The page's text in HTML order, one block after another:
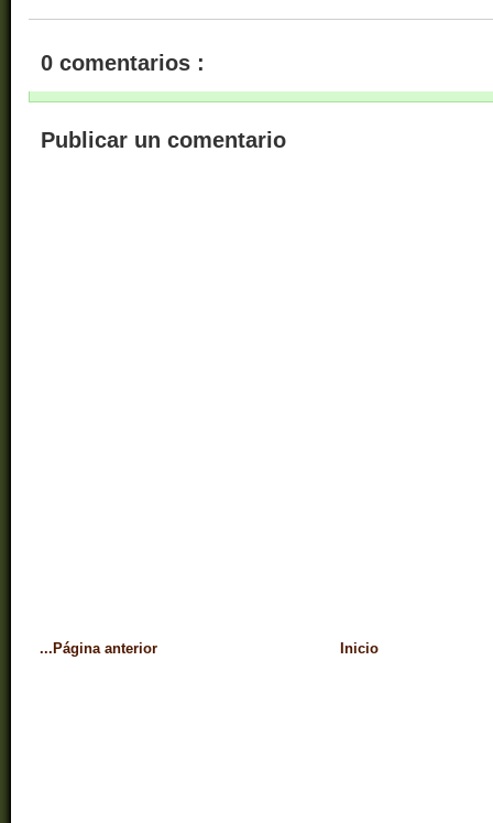
0 comentarios :
Publicar un comentario
...Página anterior Inicio